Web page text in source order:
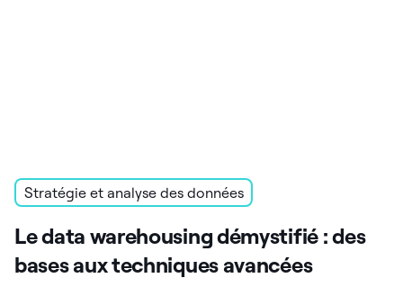
Stratégie et analyse des données
Le data warehousing démystifié : des
bases aux techniques avancées